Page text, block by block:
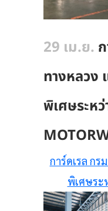
29 เม.ย.
ทางหลวง
พิเศษระห
การ์ดเรล กร
พิเศษระ